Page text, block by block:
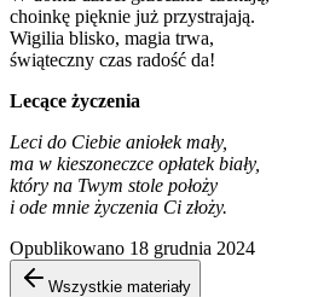
choinkę pięknie już przystrajają.
Wigilia blisko, magia trwa,
świąteczny czas radość da!
Lecące życzenia
Leci do Ciebie aniołek mały,
ma w kieszoneczce opłatek biały,
który na Twym stole położy
i ode mnie życzenia Ci złoży.
Opublikowano 18 grudnia 2024
Wszystkie materiały